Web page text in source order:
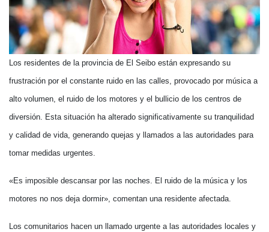
Los residentes de la provincia de El Seibo están expresando su
frustración por el constante ruido en las calles, provocado por música a
alto volumen, el ruido de los motores y el bullicio de los centros de
diversión. Esta situación ha alterado significativamente su tranquilidad
y calidad de vida, generando quejas y llamados a las autoridades para
tomar medidas urgentes.
«Es imposible descansar por las noches. El ruido de la música y los
motores no nos deja dormir», comentan una residente afectada.
Los comunitarios hacen un llamado urgente a las autoridades locales y